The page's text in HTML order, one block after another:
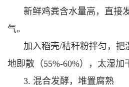
新鲜鸡粪含水量高，直接
气。
加入稻壳/秸秆粉拌匀，把
地即散（55%-60%），太湿加
3. 混合发酵，堆置腐熟